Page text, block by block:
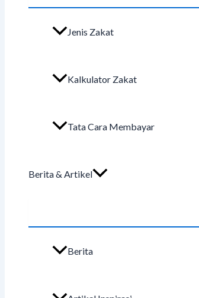
Jenis Zakat
Kalkulator Zakat
Tata Cara Membayar
Berita & Artikel
Berita